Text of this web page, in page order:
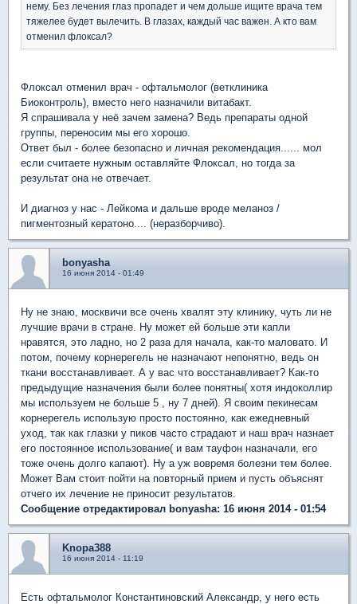
нему. Без лечения глаз пропадет и чем дольше ищите врача тем
тяжелее будет вылечить. В глазах, каждый час важен. А кто вам
отменил флоксал?
Флоксал отменил врач - офтальмолог (ветклиника
Биоконтроль), вместо него назначили витабакт.
Я спрашивала у неё зачем замена? Ведь препараты одной
группы, переносим мы его хорошо.
Ответ был - более безопасно и личная рекомендация...... мол
если считаете нужным оставляйте Флоксал, но тогда за
результат она не отвечает.
И диагноз у нас - Лейкома и дальше вроде меланоз /
пигментозный кератоно.... (неразборчиво).
bonyasha
16 июня 2014 - 01:49
Ну не знаю, москвичи все очень хвалят эту клинику, чуть ли не
лучшие врачи в стране. Ну может ей больше эти капли
нравятся, это ладно, но 2 раза для начала, как-то маловато. И
потом, почему корнерегель не назначают непонятно, ведь он
ткани восстанавливает. А у вас что восстанавливает? Как-то
предыдущие назначения были более понятны( хотя индоколлир
мы используем не больше 5 , ну 7 дней). Я своим пекинесам
корнерегель использую просто постоянно, как ежедневный
уход, так как глазки у пиков часто страдают и наш врач назнает
его постоянное использование( и вам тауфон назначали, его
тоже очень долго капают). Ну а уж вовремя болезни тем более.
Может Вам стоит пойти на повторный прием и пусть объяснят
отчего их лечение не приносит результатов.
Сообщение отредактировал bonyasha: 16 июня 2014 - 01:54
Knopa388
16 июня 2014 - 11:19
Есть офтальмолог Константиновский Александр, у него есть